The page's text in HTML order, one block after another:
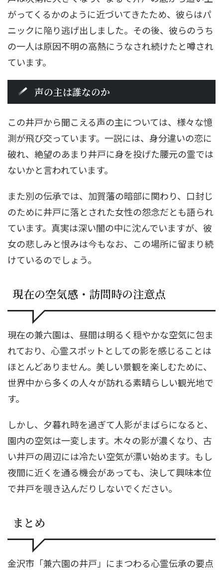
がってくるかのように近づいてきたため、彼らはパ
ニックに陥り逃げ出しました。その後、彼らのうち
の一人は原因不明の高熱にうなされ続けたと噂され
ています。
声の主は誰なのか
この井戸から聞こえる声の主については、様々な憶
測が飛び交っています。一説には、身分違いの恋に
破れ、絶望のあまり井戸に身を投げた腰元の霊では
ないかと言われています。
また別の伝承では、加賀藩の暗部に関わり、口封じ
のために井戸に落とされた女性の怨念だとも語られ
ています。真実は深い闇の中に沈んでいますが、彼
女の悲しみと恨みは今もなお、この場所に留まり続
けているのでしょう。
現在の空気感・訪問時の注意点
現在の兼六園は、昼間は明るく穏やかな空気に包ま
れており、心霊スポットとしての影を感じることは
ほとんどありません。美しい景観を楽しむために、
世界中から多くの人々が訪れる素晴らしい観光地で
す。
しかし、夕暮れ時を過ぎて人影がまばらになると、
園内の空気は一変します。木々の影が濃くなり、古
い井戸の周辺には冷たい空気が漂い始めます。もし
夜間に近くを通る機会があっても、決して興味本位
で井戸を覗き込んだりしないでください。
まとめ
金沢市「兼六園の井戸」にまつわる心霊伝承の要点